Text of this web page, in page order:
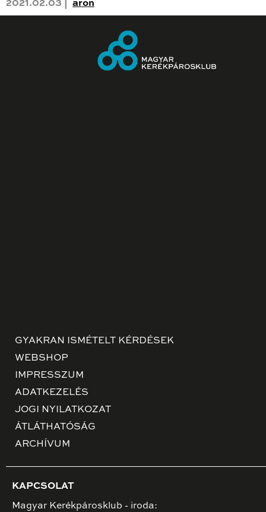
2021.02.03 | aron
GYAKRAN ISMÉTELT KÉRDÉSEK
WEBSHOP
IMPRESSZUM
ADATKEZELÉS
JOGI NYILATKOZAT
ÁTLÁTHATÓSÁG
ARCHÍVUM
KAPCSOLAT
Magyar Kerékpárosklub - iroda: